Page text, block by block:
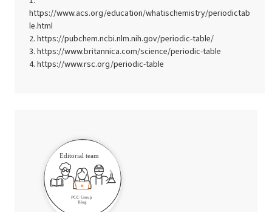
https://www.acs.org/education/whatischemistry/periodictab
le.html
https://pubchem.ncbi.nlm.nih.gov/periodic-table/
https://www.britannica.com/science/periodic-table
https://www.rsc.org/periodic-table